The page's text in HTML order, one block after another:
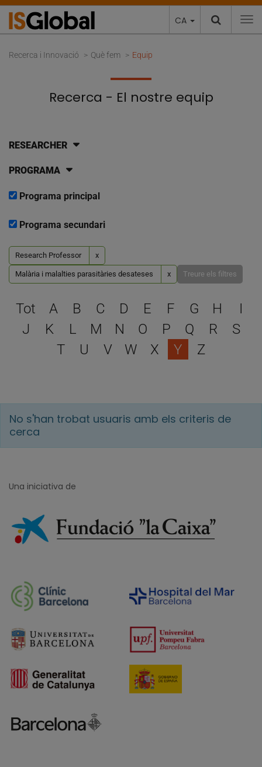
CA
Recerca i Innovació Què fem Equip
Recerca - El nostre equip
RESEARCHER
PROGRAMA
Programa principal
Programa secundari
Research Professor x
Malària i malalties parasitàries desateses x Treure els filtres
Escull una lletra per filtrar
Tot A B C D E F G H
I
J
K L M N O P Q R
S
T
U V W X Y Z
No s'han trobat usuaris amb els criteris de
cerca
Una iniciativa de